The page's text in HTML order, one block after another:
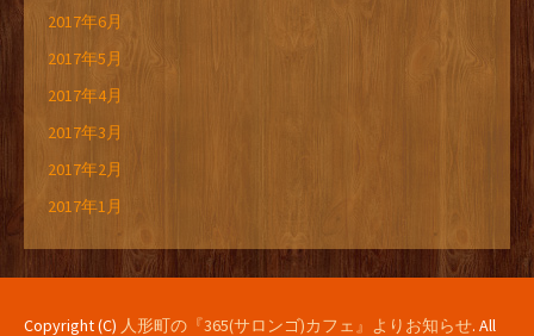
2017年6月
2017年5月
2017年4月
2017年3月
2017年2月
2017年1月
Copyright (C) 人形町の『365(サロンゴ)カフェ』よりお知らせ. All